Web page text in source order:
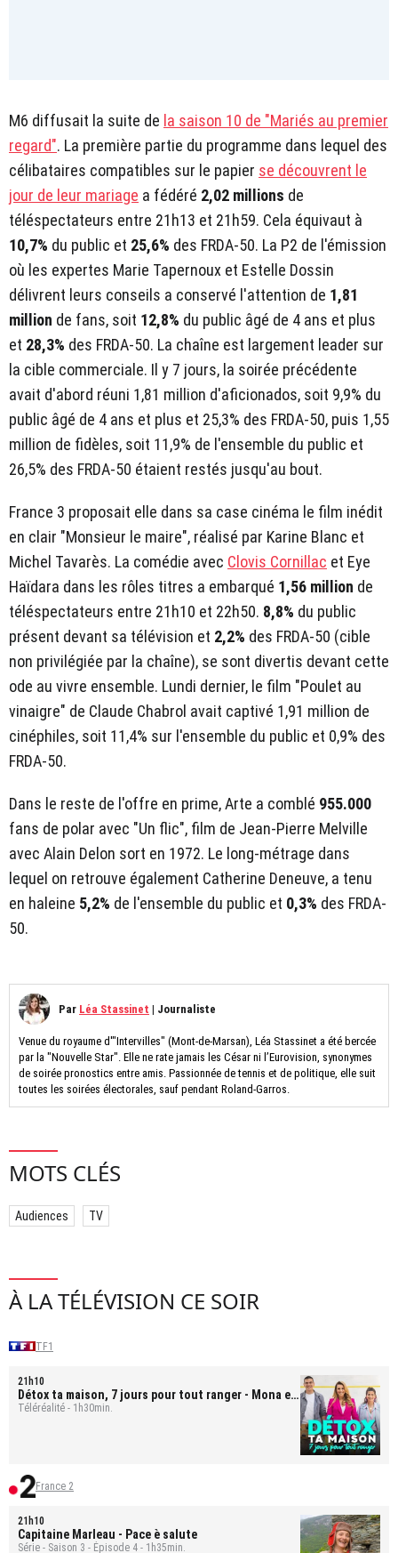
M6 diffusait la suite de la saison 10 de "Mariés au premier
regard". La première partie du programme dans lequel des
célibataires compatibles sur le papier se découvrent le
jour de leur mariage a fédéré 2,02 millions de
téléspectateurs entre 21h13 et 21h59. Cela équivaut à
10,7% du public et 25,6% des FRDA-50. La P2 de l'émission
où les expertes Marie Tapernoux et Estelle Dossin
délivrent leurs conseils a conservé l'attention de 1,81
million de fans, soit 12,8% du public âgé de 4 ans et plus
et 28,3% des FRDA-50. La chaîne est largement leader sur
la cible commerciale. Il y 7 jours, la soirée précédente
avait d'abord réuni 1,81 million d'aficionados, soit 9,9% du
public âgé de 4 ans et plus et 25,3% des FRDA-50, puis 1,55
million de fidèles, soit 11,9% de l'ensemble du public et
26,5% des FRDA-50 étaient restés jusqu'au bout.
France 3 proposait elle dans sa case cinéma le film inédit
en clair "Monsieur le maire", réalisé par Karine Blanc et
Michel Tavarès. La comédie avec Clovis Cornillac et Eye
Haïdara dans les rôles titres a embarqué 1,56 million de
téléspectateurs entre 21h10 et 22h50. 8,8% du public
présent devant sa télévision et 2,2% des FRDA-50 (cible
non privilégiée par la chaîne), se sont divertis devant cette
ode au vivre ensemble. Lundi dernier, le film "Poulet au
vinaigre" de Claude Chabrol avait captivé 1,91 million de
cinéphiles, soit 11,4% sur l'ensemble du public et 0,9% des
FRDA-50.
Dans le reste de l'offre en prime, Arte a comblé 955.000
fans de polar avec "Un flic", film de Jean-Pierre Melville
avec Alain Delon sort en 1972. Le long-métrage dans
lequel on retrouve également Catherine Deneuve, a tenu
en haleine 5,2% de l'ensemble du public et 0,3% des FRDA-
50.
Par Léa Stassinet | Journaliste
Venue du royaume d'"Intervilles" (Mont-de-Marsan), Léa Stassinet a été bercée
par la "Nouvelle Star". Elle ne rate jamais les César ni l’Eurovision, synonymes
de soirée pronostics entre amis. Passionnée de tennis et de politique, elle suit
toutes les soirées électorales, sauf pendant Roland-Garros.
MOTS CLÉS
Audiences TV
À LA TÉLÉVISION CE SOIR
TF1
21h10
Détox ta maison, 7 jours pour tout ranger - Mona et
Bastien
Téléréalité - 1h30min.
France 2
21h10
Capitaine Marleau - Pace è salute
Série - Saison 3 - Épisode 4 - 1h35min.